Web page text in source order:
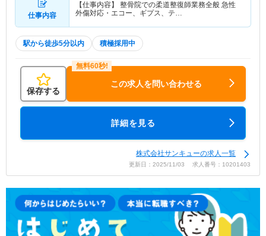
仕事内容
【仕事内容】 整骨院での柔道整復師業務全般 急性
外傷対応・エコー、ギプス、テ…
駅から徒歩5分以内 積極採用中
保存する
この求人を問い合わせる
詳細を見る
株式会社サンキューの求人一覧
更新日：2025/11/03 求人番号：10201403